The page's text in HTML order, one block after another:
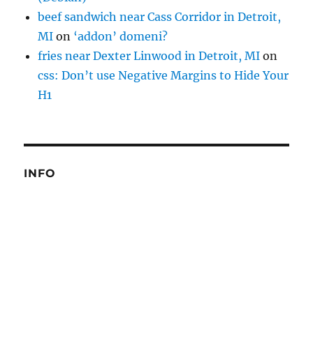
beef sandwich near Cass Corridor in Detroit,
MI on ‘addon’ domeni?
fries near Dexter Linwood in Detroit, MI on
css: Don’t use Negative Margins to Hide Your
H1
INFO